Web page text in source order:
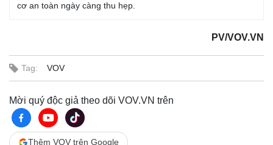
cơ an toàn ngày càng thu hẹp.
PV/VOV.VN
Tag: VOV
Mời quý độc giả theo dõi VOV.VN trên
Thêm VOV trên Google